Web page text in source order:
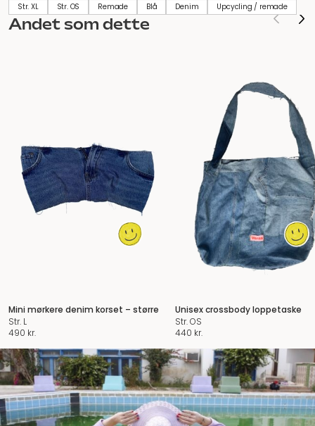
Str. XL Str. OS Remade Blå Denim Upcycling / remade
Andet som dette
Mini mørkere denim korset – større
Str. L
490 kr.
Unisex crossbody loppetaske
Str. OS
440 kr.